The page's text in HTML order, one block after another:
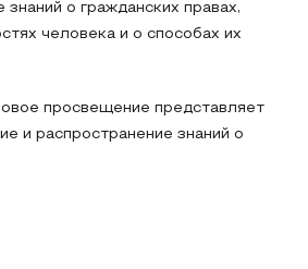
знаний о гражданских правах,
человека и о способах их
просвещение представляет
и распространение знаний о